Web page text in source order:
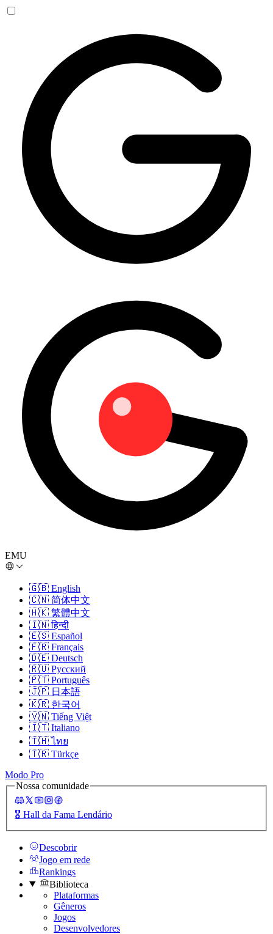
EMU
🇬🇧 English
🇨🇳 简体中文
🇭🇰 繁體中文
🇮🇳 हिन्दी
🇪🇸 Español
🇫🇷 Français
🇩🇪 Deutsch
🇷🇺 Русский
🇵🇹 Português
🇯🇵 日本語
🇰🇷 한국어
🇻🇳 Tiếng Việt
🇮🇹 Italiano
🇹🇭 ไทย
🇹🇷 Türkçe
Modo Pro
Nossa comunidade
🎖️ Hall da Fama Lendário
Descobrir
Jogo em rede
Rankings
Biblioteca
Plataformas
Gêneros
Jogos
Desenvolvedores